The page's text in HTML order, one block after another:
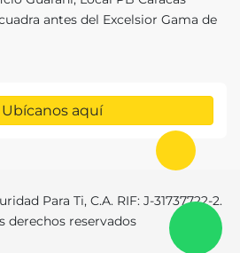
Ir al
antes del Excelsior Gama de
Ubícanos aquí
Para Ti, C.A. RIF: J-31737722-2.
derechos reservados